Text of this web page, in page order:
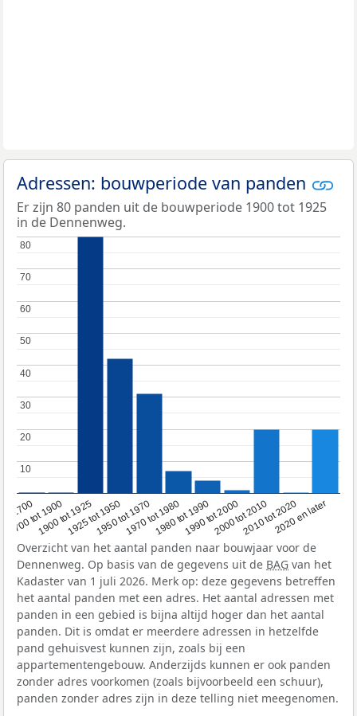
Adressen: bouwperiode van panden
Er zijn 80 panden uit de bouwperiode 1900 tot 1925
in de Dennenweg.
1700
1700 tot 1900
1900 tot 19251925 tot 19501950 tot 19701970 tot 19801980 tot 19901990 tot 20002000 tot 20102010 tot 20202020 en later
10
10
20
20
30
30
40
40
50
50
60
60
70
70
80
80
Overzicht van het aantal panden naar bouwjaar voor de
Dennenweg. Op basis van de gegevens uit de BAG van het
Kadaster van 1 juli 2026. Merk op: deze gegevens betreffen
het aantal panden met een adres. Het aantal adressen met
panden in een gebied is bijna altijd hoger dan het aantal
panden. Dit is omdat er meerdere adressen in hetzelfde
pand gehuisvest kunnen zijn, zoals bij een
appartementengebouw. Anderzijds kunnen er ook panden
zonder adres voorkomen (zoals bijvoorbeeld een schuur),
panden zonder adres zijn in deze telling niet meegenomen.